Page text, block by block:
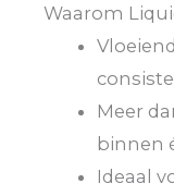
Waarom
Meer
binnen
Ideaal